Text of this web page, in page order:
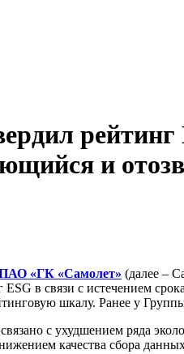
и
«ГК «Самолет» (далее –
ESG в связи с истечением
шкалу. Ранее у
с ухудшением ряда
качества сбора